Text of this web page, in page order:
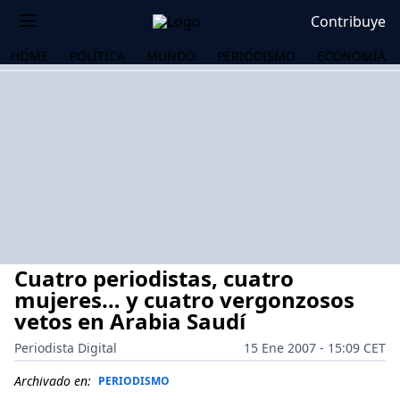
Contribuye
HOME POLÍTICA MUNDO PERIODISMO ECONOMÍA
Cuatro periodistas, cuatro
mujeres… y cuatro vergonzosos
vetos en Arabia Saudí
Periodista Digital
15 Ene 2007 - 15:09 CET
Archivado en: PERIODISMO